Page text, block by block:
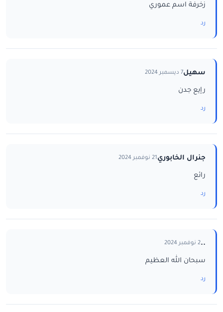
زخرفة اسم عموري
رد
سهيل7 ديسمبر 2024
رإيع جدن
رد
جنرال الخابوري21 نوفمبر 2024
رائع
رد
..2 نوفمبر 2024
سبحان الله العظيم
رد